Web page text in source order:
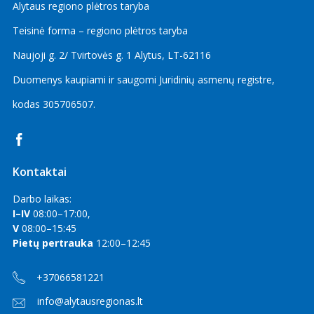
2024 m. rugsėjo mėn.
Alytaus regiono plėtros taryba
Teisinė forma – regiono plėtros taryba
Naujoji g. 2/ Tvirtovės g. 1 Alytus, LT-62116
Duomenys kaupiami ir saugomi Juridinių asmenų registre,
kodas 305706507.
Kontaktai
Darbo laikas:
I–IV 08:00–17:00,
V 08:00–15:45
Pietų pertrauka 12:00–12:45
+37066581221
info@alytausregionas.lt